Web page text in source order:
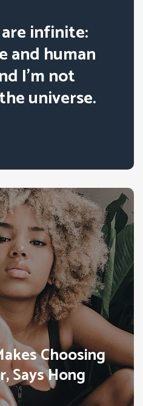
infinite:
and human
I’m not
universe.
Choosing
Says Hong